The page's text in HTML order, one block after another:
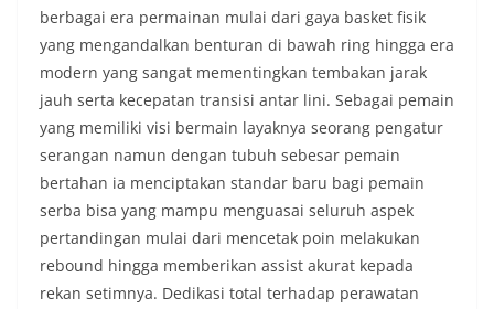
berbagai era permainan mulai dari gaya basket fisik
yang mengandalkan benturan di bawah ring hingga era
modern yang sangat mementingkan tembakan jarak
jauh serta kecepatan transisi antar lini. Sebagai pemain
yang memiliki visi bermain layaknya seorang pengatur
serangan namun dengan tubuh sebesar pemain
bertahan ia menciptakan standar baru bagi pemain
serba bisa yang mampu menguasai seluruh aspek
pertandingan mulai dari mencetak poin melakukan
rebound hingga memberikan assist akurat kepada
rekan setimnya. Dedikasi total terhadap perawatan